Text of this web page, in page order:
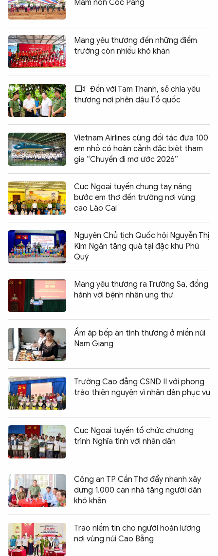
Mầm non Cốc Pàng
Mang yêu thương đến những điểm
trường còn nhiều khó khăn
Đến với Tam Thanh, sẻ chia yêu
thương nơi phên dậu Tổ quốc
Vietnam Airlines cùng đối tác đưa 100
em nhỏ có hoàn cảnh đặc biệt tham
gia “Chuyến đi mơ ước 2026”
Cục Ngoại tuyến chung tay nâng
bước em thơ đến trường nơi vùng
cao Lào Cai
Nguyên Chủ tịch Quốc hội Nguyễn Thị
Kim Ngân tặng quà tại đặc khu Phú
Quý
Mang yêu thương ra Trường Sa, đồng
hành với bệnh nhân ung thư
Ấm áp bếp ăn tình thương ở miền núi
Nam Giang
Trường Cao đẳng CSND II với phong
trào thiện nguyện vì nhân dân phục vụ
Cục Ngoại tuyến tổ chức chương
trình Nghĩa tình với nhân dân
Công an TP Cần Thơ đẩy nhanh xây
dựng 1.000 căn nhà tặng người dân
khó khăn
Trao niềm tin cho người hoàn lương
nơi vùng núi Cao Bằng